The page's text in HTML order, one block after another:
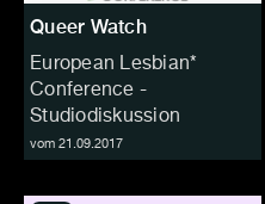
Queer Watch
European Lesbian*
Conference -
Studiodiskussion
vom 21.09.2017